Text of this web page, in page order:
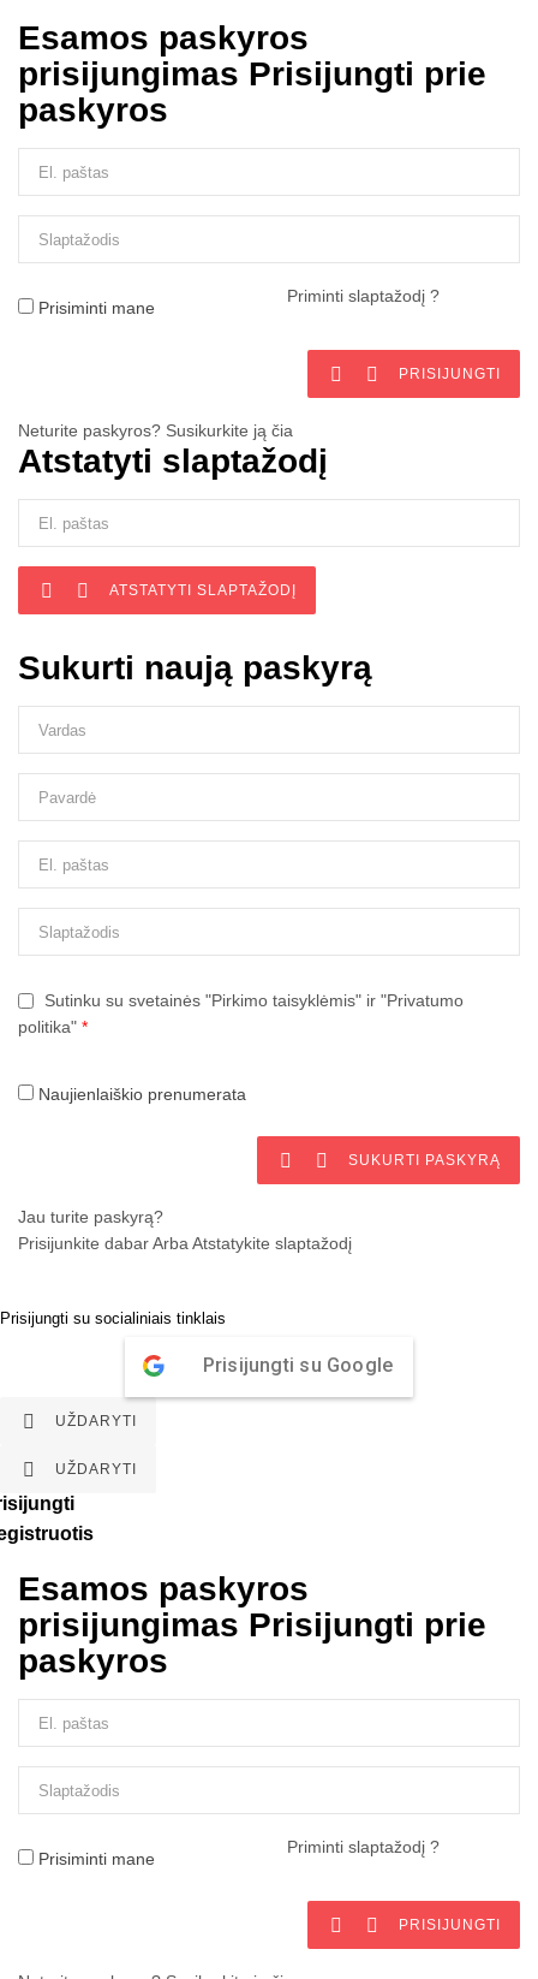
Esamos paskyros
prisijungimas Prisijungti prie
paskyros
Prisiminti mane
Priminti slaptažodį ?
  PRISIJUNGTI
Neturite paskyros? Susikurkite ją čia
Atstatyti slaptažodį
  ATSTATYTI SLAPTAŽODĮ
Sukurti naują paskyrą
Sutinku su svetainės "Pirkimo taisyklėmis" ir "Privatumo
politika" *
Naujienlaiškio prenumerata
  SUKURTI PASKYRĄ
Jau turite paskyrą?
Prisijunkite dabarArbaAtstatykite slaptažodį
Prisijungti su socialiniais tinklais
Prisijungti su Google
 UŽDARYTI
 UŽDARYTI
Esamos paskyros
prisijungimas Prisijungti prie
paskyros
Prisiminti mane
Priminti slaptažodį ?
  PRISIJUNGTI